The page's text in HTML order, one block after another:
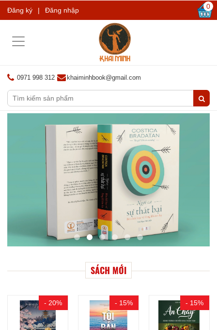
Đăng ký | Đăng nhập 0
Toggle
0971 998 312 khaiminhbook@gmail.com
SÁCH MỚI
- 20% - 15% - 15%